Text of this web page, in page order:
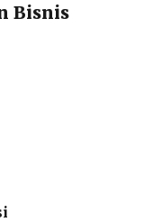
Bisnis